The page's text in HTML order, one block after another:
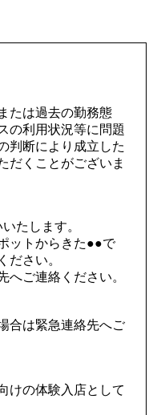
たは過去の勤務態
の利用状況等に問題
判断により成立した
だくことがございま
たします。
ットからきた●●で
ださい。
へご連絡ください。
合は緊急連絡先へご
けの体験入店として